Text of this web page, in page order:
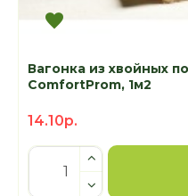
Вагонка из хвойных
ComfortProm, 1м2
14.10р.